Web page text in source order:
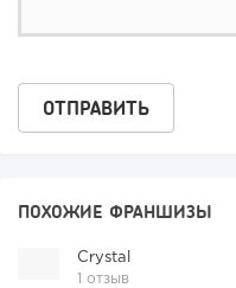
ПОХОЖИЕ ФРАНШИЗЫ
Crystal
1 отзыв